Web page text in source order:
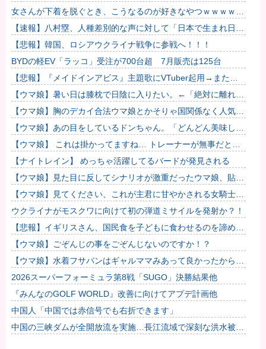
んだ男を逮捕 ネットで販売していた模様
女さんが下着を脱ぐとき、こうなるのが好きなやつｗｗｗｗｗ
ｗｗｗｗｗｗｗｗｗ
【速報】八村塁、人種差別的な声に対して「日本で生まれ日本
で育ち日本語話す。誰に何を言われようが日本人、日本人であ
るプライ...
【悲報】韓国、ロシアウクライナ戦争に参戦へ！！！
BYDの軽EV「ラッコ」受注が700台超 7月販売は125台
【悲報】『メイドインアビス』主題歌にVTuber起用→また炎
上 もう何回目だよ…
【ウマ娘】暑い日は膝枕で日陰に入りたい。←「絶対に離れた
くない場所だな」
【ウマ娘】胸のデカイ合法ウマ娘とかそりゃ国関係なく人気出
るわな
【ウマ娘】あの目をしているドンちゃん。「どんどん美味しく
実る…♡」
【ウマ娘】 これは掛かってますね… トレーナーが無事だとい
いのですが…
【ナイトレイン】 めっちゃ活躍してるバードが発見される
【ウマ娘】見た目に反してシナリオが激重だったウマ娘、貼
る。
【ウマ娘】見てください、これが主君に甘やかされる女騎士の
姿です。
ウクライナがモスクワに向けて初の弾道ミサイルを発射か？！
【悲報】イギリスさん、国民食を子どもに食わせるのを諦める
ｗｗｗｗｗｗｗ
【ウマ娘】ごぞんじの事をごぞんじないのですか！？
【ウマ娘】水着フサパンはギャルママみあって良かったから引
く
2026スーパーフォーミュラ第8戦「SUGO」決勝結果他
『みんなのGOLF WORLD』改善に向けてアプデ計画他
中国人「中国では赤信号でも右折できます」
中国の三峡ダムが全開放流を実施…長江流域で深刻な洪水被